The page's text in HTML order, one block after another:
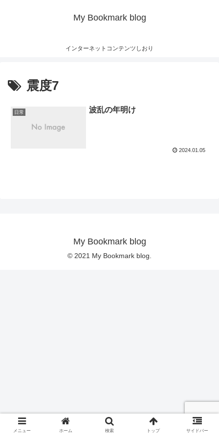
My Bookmark blog
インターネットコンテンツしおり
震度7
日常 波乱の年明け
2024.01.05
My Bookmark blog
© 2021 My Bookmark blog.
メニュー ホーム 検索 トップ サイドバー